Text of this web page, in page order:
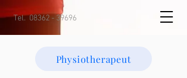
Tel.08362 - 39696
Physiotherapeut